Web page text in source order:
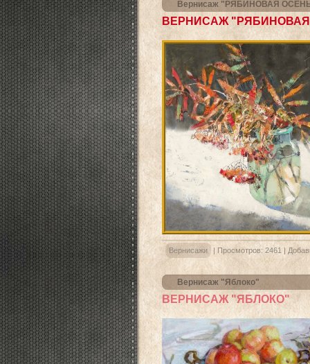
Вернисаж "РЯБИНОВАЯ
ВЕРНИСАЖ
Вернисажи Просмотров: 2461 |
Вернисаж "Яблоко"
ВЕРНИСАЖ "ЯБЛОКО"